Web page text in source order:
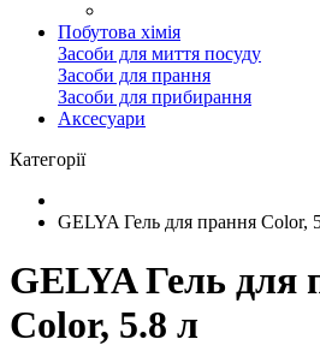
Побутова хімія
Засоби для миття посуду
Засоби для прання
Засоби для прибирання
Аксесуари
Категорії
GELYA Гель для прання Color,
GELYA Гель для
Color, 5.8 л